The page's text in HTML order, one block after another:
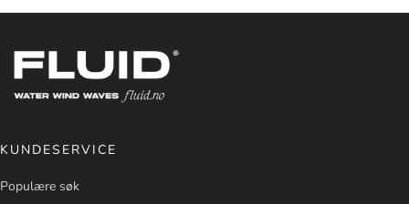
KUNDESERVICE
Populære søk